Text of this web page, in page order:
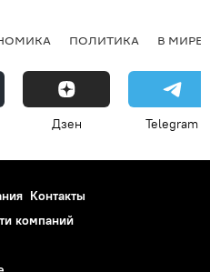
ПОЛИТИКА В МИРЕ
Дзен Telegram
Контакты
компаний